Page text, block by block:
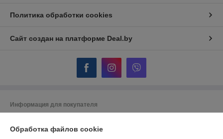
Политика обработки cookies
Сайт создан на платформе Deal.by
Информация для покупателя
224007, г.Брест, ул.Московская, 356, пом.170,171
Обработка файлов cookie